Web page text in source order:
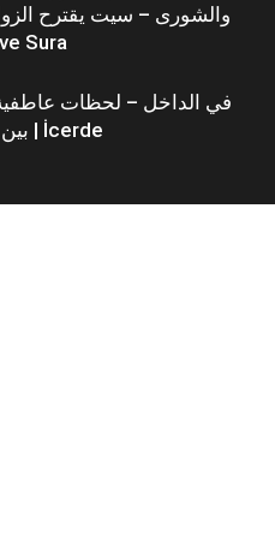
والشورى – سيت يقترح
Sura
بين ميرت و ايلام | İcerde